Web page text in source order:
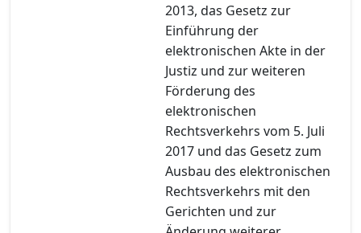
2013, das Gesetz zur
Einführung der
elektronischen Akte in der
Justiz und zur weiteren
Förderung des
elektronischen
Rechtsverkehrs vom 5. Juli
2017 und das Gesetz zum
Ausbau des elektronischen
Rechtsverkehrs mit den
Gerichten und zur